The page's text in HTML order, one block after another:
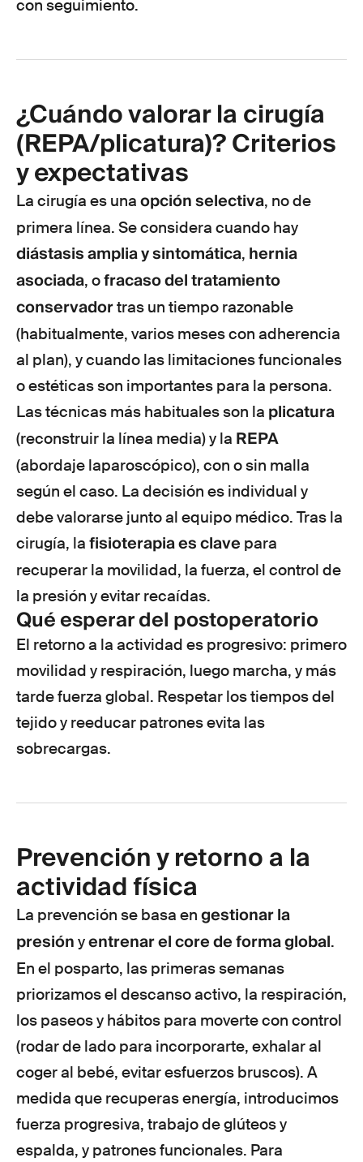
con seguimiento.
¿Cuándo valorar la cirugía
(REPA/plicatura)? Criterios
y expectativas
La cirugía es una opción selectiva, no de
primera línea. Se considera cuando hay
diástasis amplia y sintomática, hernia
asociada, ofracaso del tratamiento
conservadortras un tiempo razonable
(habitualmente, varios meses con adherencia
al plan), y cuando las limitaciones funcionales
o estéticas son importantes para la persona.
Las técnicas más habituales son la plicatura
(reconstruir la línea media) y la REPA
(abordaje laparoscópico), con o sin malla
según el caso. La decisión es individual y
debe valorarse junto al equipo médico. Tras la
cirugía, la fisioterapia es clave para
recuperar la movilidad, la fuerza, el control de
la presión y evitar recaídas.
Qué esperar del postoperatorio
El retorno a la actividad es progresivo: primero
movilidad y respiración, luego marcha, y más
tarde fuerza global. Respetar los tiempos del
tejido y reeducar patrones evita las
sobrecargas.
Prevención y retorno a la
actividad física
La prevención se basa en gestionar la
presión yentrenar el core de forma global.
En el posparto, las primeras semanas
priorizamos el descanso activo, la respiración,
los paseos y hábitos para moverte con control
(rodar de lado para incorporarte, exhalar al
coger al bebé, evitar esfuerzos bruscos). A
medida que recuperas energía, introducimos
fuerza progresiva, trabajo de glúteos y
espalda, y patrones funcionales. Para